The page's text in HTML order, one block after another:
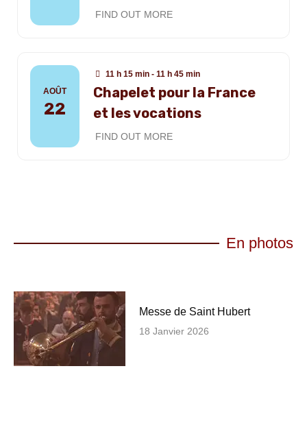
FIND OUT MORE
AOÛT
22
11 h 15 min - 11 h 45 min
Chapelet pour la France
et les vocations
FIND OUT MORE
En photos
Messe de Saint Hubert
18 Janvier 2026